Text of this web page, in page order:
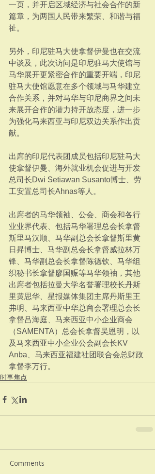
一页，并开启区域经济与社会合作的新
篇章，为两国人民带来繁荣、和谐与福
祉。
另外，印尼驻马大使拿督伊曼也在交流
中谈及，此次访问是印尼驻马大使馆与
马华展开更紧密合作的重要开端，印尼
驻马大使馆愿意在多个领域与马华建立
合作关系，并对马华与印尼商界之间未
来展开合作的潜力持开放态度，进一步
为强化马来西亚与印尼双边关系作出贡
献。
出席的印尼代表团成员包括印尼驻马大
使拿督伊曼、海外就业机会促进与开发
总司长Dwi Setiawan Susanto博士、劳
工安置总司长Ahnas等人。
出席者的马华领袖、公会、商会和各行
业业界代表、包括马华署理总会长拿督
斯里马汉顺、马华副总会长拿督斯里黄
日昇博士、马华副总会长拿督威拉林万
锋、马华副总会长拿督陈德钦、马华组
织秘书长拿督廖国赈等马华领袖，其他
出席者包括拉曼大学名誉署理校长丹斯
里黄思华、星报媒体集团主席丹斯里王
弗明、马来西亚中华总商会署理总会长
拿督吕海庭、马来西亚中小企业商会
（SAMENTA）总会长拿督吴恩明，以
及马来西亚中小企业公会副会长KV
Anba、马来西亚福建社团联合会总财政
拿督李万行。
时事焦点
Comments